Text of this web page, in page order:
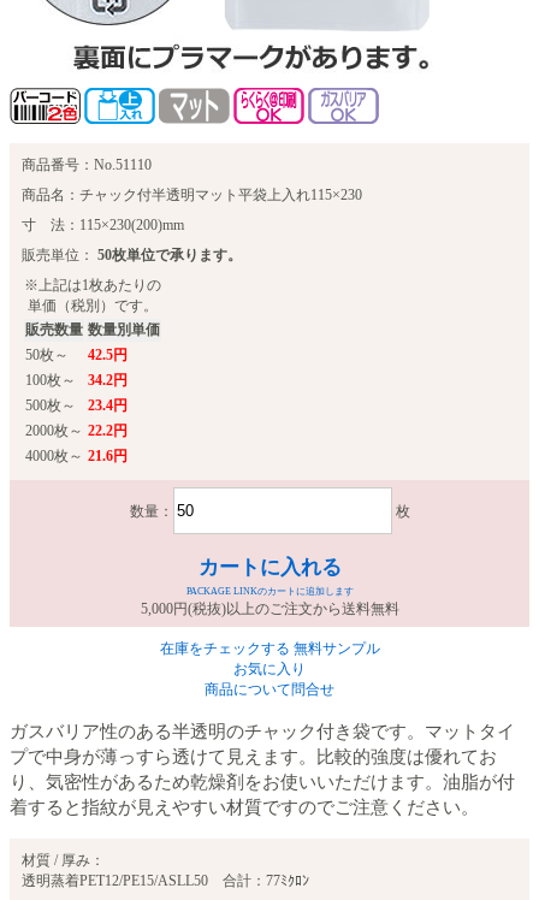
商品番号：No.51110
商品名：チャック付半透明マット平袋上入れ115×230
寸 法：115×230(200)mm
販売単位： 50枚単位で承ります。
※上記は1枚あたりの
単価（税別）です。
販売数量 数量別単価
50枚～
42.5円
100枚～
34.2円
500枚～
23.4円
2000枚～ 22.2円
4000枚～ 21.6円
数量： 枚
カートに入れる
PACKAGE LINKのカートに追加します
5,000円(税抜)以上のご注文から送料無料
在庫をチェックする 無料サンプル
お気に入り
商品について問合せ
ガスバリア性のある半透明のチャック付き袋です。マットタイ
プで中身が薄っすら透けて見えます。比較的強度は優れてお
り、気密性があるため乾燥剤をお使いいただけます。油脂が付
着すると指紋が見えやすい材質ですのでご注意ください。
材質 / 厚み：
透明蒸着PET12/PE15/ASLL50 合計：77ﾐｸﾛﾝ